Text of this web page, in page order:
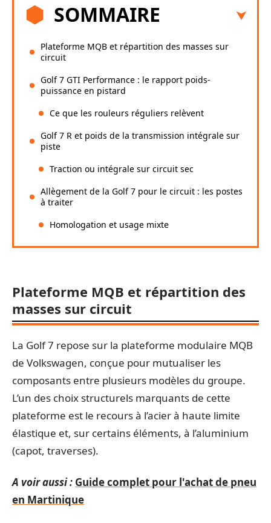
SOMMAIRE
Plateforme MQB et répartition des masses sur
circuit
Golf 7 GTI Performance : le rapport poids-
puissance en pistard
Ce que les rouleurs réguliers relèvent
Golf 7 R et poids de la transmission intégrale sur
piste
Traction ou intégrale sur circuit sec
Allègement de la Golf 7 pour le circuit : les postes
à traiter
Homologation et usage mixte
Plateforme MQB et répartition des
masses sur circuit
La Golf 7 repose sur la plateforme modulaire MQB
de Volkswagen, conçue pour mutualiser les
composants entre plusieurs modèles du groupe.
L’un des choix structurels marquants de cette
plateforme est le recours à l’acier à haute limite
élastique et, sur certains éléments, à l’aluminium
(capot, traverses).
A voir aussi : Guide complet pour l'achat de pneu
en Martinique